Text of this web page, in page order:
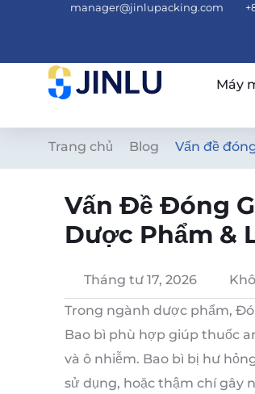
manager@jinlupacking.com
Máy
Trang chủ Blog Vấn đề
Vấn Đề Đóng
Dược Phẩm &
Tháng tư 17, 2026
Trong ngành dược phẩm,
Bao bì phù hợp giúp thuốc
và ô nhiễm. Bao bì bị hư
sử dụng, hoặc thậm chí gây